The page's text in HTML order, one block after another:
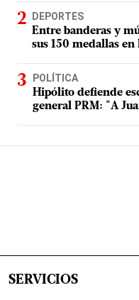
DEPORTES
Entre banderas y
sus 150 medallas
POLÍTICA
Hipólito defiende
general PRM: "A
SERVICIOS